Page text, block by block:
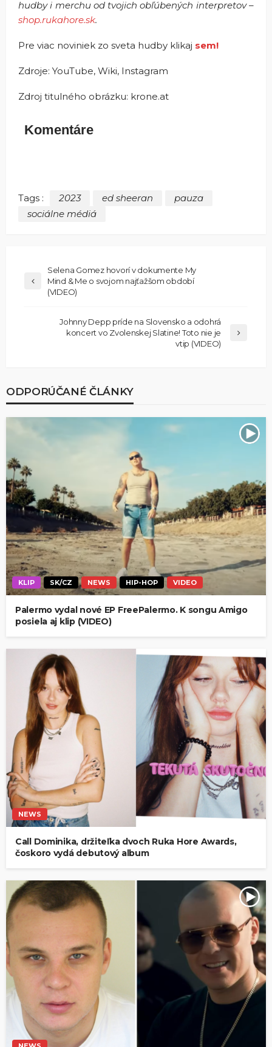
hudby i merchu od tvojich obľúbených interpretov –
shop.rukahore.sk.
Pre viac noviniek zo sveta hudby klikaj sem!
Zdroje: YouTube, Wiki, Instagram
Zdroj titulného obrázku: krone.at
Komentáre
Tags : 2023 ed sheeran
pauza
sociálne médiá
Selena Gomez hovorí v dokumente My
Mind & Me o svojom najťažšom období
(VIDEO)
Johnny Depp príde na Slovensko a odohrá
koncert vo Zvolenskej Slatine! Toto nie je
vtip (VIDEO)
ODPORÚČANÉ ČLÁNKY
KLIP SK/CZ NEWS HIP-HOP VIDEO
Palermo vydal nové EP FreePalermo. K songu Amigo
posiela aj klip (VIDEO)
NEWS
Call Dominika, držiteľka dvoch Ruka Hore Awards,
čoskoro vydá debutový album